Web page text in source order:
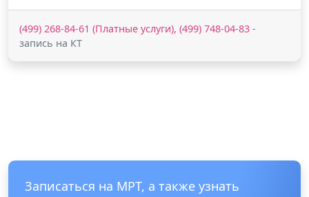
(499) 268-84-61 (Платные услуги), (499) 748-04-83 -
запись на КТ
Записаться на МРТ, а также узнать